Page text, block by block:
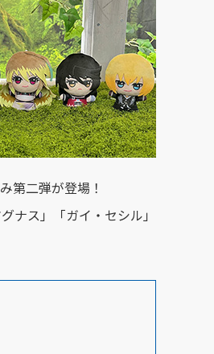
第二弾が登場！
ナス」「ガイ・セシル」